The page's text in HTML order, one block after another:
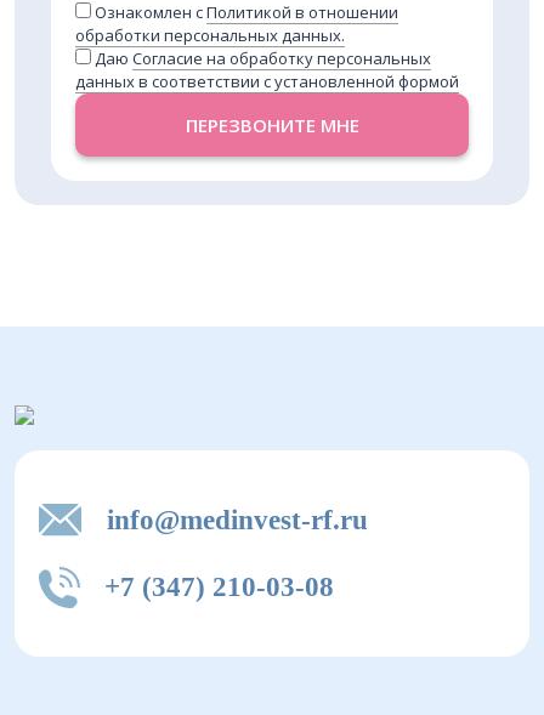
Ознакомлен сПолитикой в отношении
обработки персональных данных.
Даю Согласие на обработку персональных
данных в соответствии с установленной формой
ПЕРЕЗВОНИТЕ МНЕ
info@medinvest-rf.ru
+7 (347) 210-03-08